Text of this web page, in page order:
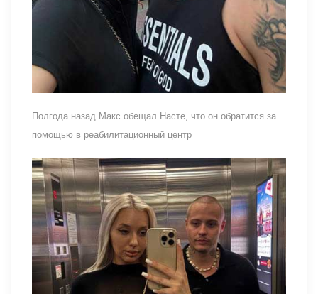
Полгода назад Макс обещал Насте, что он обратится за
помощью в реабилитационный центр